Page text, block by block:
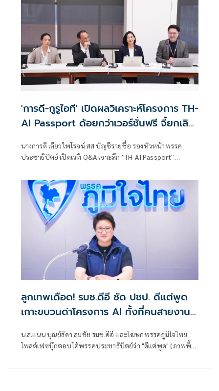
'การดี-กูรูไอที' เปิดผลวิเคราะห์โครงการ TH-
AI Passport ด้อยกว่าเวอร์ชั่นฟรี จี้ยกเลิก
นางการดี เลียวไพโรจน์ สส.บัญชีรายชื่อ รองหัวหน้าพรรค
ประชาธิปัตย์ เปิดเวที Q&A เจาะลึก ''TH-AI Passport''
ผู้เชี่ยวชาญ พร้อมวิเคราะห์คุณสมบัติและการทำงาน AI ใน
โครงการ TH AI-Passport
ลูกเทพเดือด! รมช.ดีอี ซัด ปชป. ดีแต่พูด
เกาะขบวนด่าโครงการ AI ทั้งที่คนสายงาน
น.ส.แนน บุณย์ธิดา สมชัย รมช.ดีอี และโฆษกพรรคภูมิใจไทย
โพสต์เฟซบุ๊กตอบโต้พรรคประชาธิปัตย์ว่า "ดีแต่พูด" (ภาพพื้น